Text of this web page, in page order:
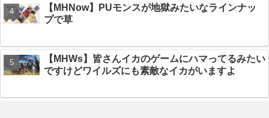
【MHNow】PUモンスが地獄みたいなラインナッ
プで草
【MHWs】皆さんイカのゲームにハマってるみたい
ですけどワイルズにも素敵なイカがいますよ